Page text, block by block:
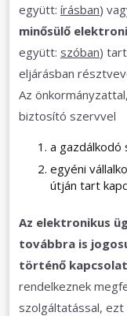
együtt: írásban)
minősülő
együtt: szóban)
eljárásban
Az
biztosító szervvel
a gazdálkodó
egyéni
útján tart
Az elektronikus
továbbra is
történő
rendelkeznek
szolgáltatással,